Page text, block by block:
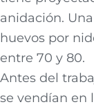
anidación.
huevos por
entre 70 y 80.
Antes del
se vendían en